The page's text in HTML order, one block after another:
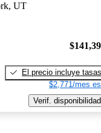
UT
El precio incluye tasas
$2,771/mes
Verif. disponibilidad